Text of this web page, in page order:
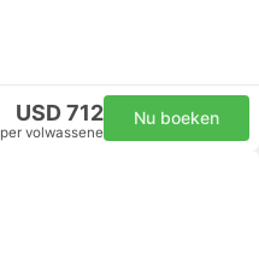
USD 712
per volwassene
Nu boeken